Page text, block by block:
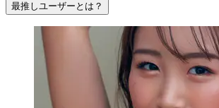
最推しユーザーとは？